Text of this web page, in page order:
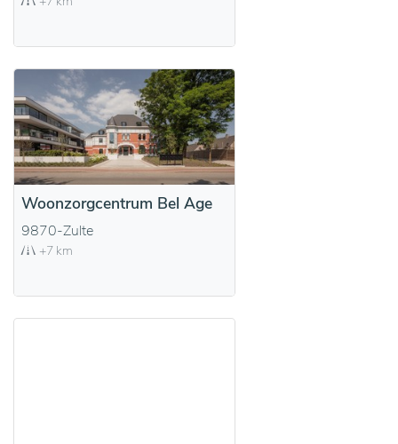
Woonzorgcentrum Bel Age
9870-Zulte
+7 km